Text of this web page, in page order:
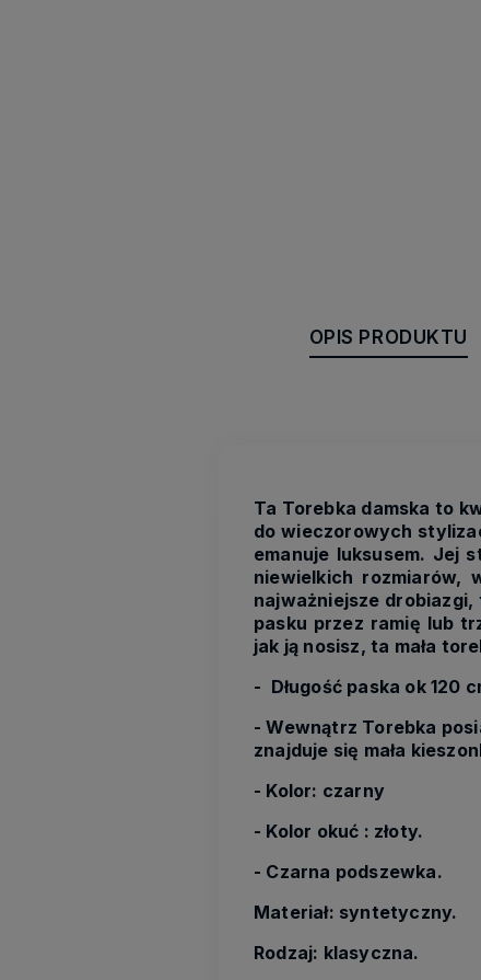
OPIS PRODUKTU
Ta Torebka damska to
do wieczorowych
emanuje luksusem. Jej
niewielkich rozmiarów,
najważniejsze drobiazgi,
pasku przez ramię lub
jak ją nosisz, ta mała
- Długość paska ok 120
- Wewnątrz Torebka
znajduje się mała
- Kolor: czarny
- Kolor okuć : złoty.
- Czarna podszewka.
Materiał: syntetyczny.
Rodzaj: klasyczna.